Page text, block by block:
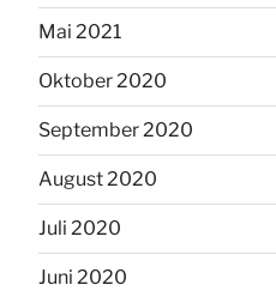
Mai 2021
Oktober 2020
September 2020
August 2020
Juli 2020
Juni 2020